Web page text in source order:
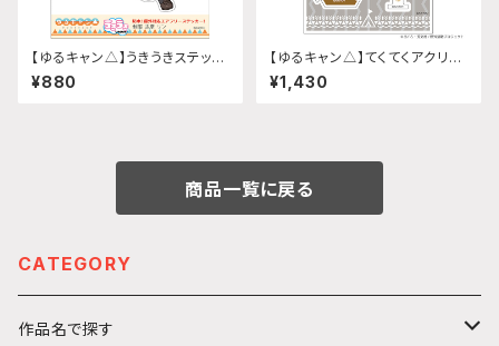
【ゆるキャン△】うきうきステッカ
ー(志摩リン 制服ver.)
¥880
【ゆるキャン△】てくてくアクリル
スタンド(『SEASON3』はんぺ
ん)
¥1,430
商品一覧に戻る
CATEGORY
作品名で探す